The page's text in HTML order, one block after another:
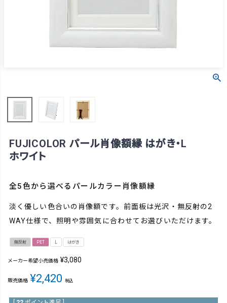
FUJICOLOR パール肖像額縁 はがき・L
ホワイト
全5色から選べるパールカラー肖像額縁
淡く優しい色合いの肖像額です。前面板は光沢・無反射の2
WAY仕様で、照明や雰囲気に合わせてお選びいただけます。
無反射 PET L はがき
メーカー希望小売価格 ¥3,080
販売価格 ¥2,420 税込